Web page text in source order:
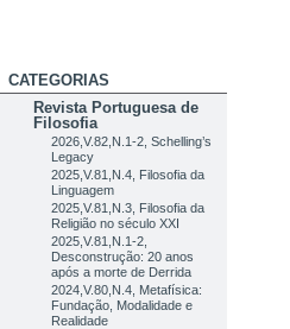
CATEGORIAS
Revista Portuguesa de
Filosofia
2026,V.82,N.1-2, Schelling’s
Legacy
2025,V.81,N.4, Filosofia da
Linguagem
2025,V.81,N.3, Filosofia da
Religião no século XXI
2025,V.81,N.1-2,
Desconstrução: 20 anos
após a morte de Derrida
2024,V.80,N.4, Metafísica:
Fundação, Modalidade e
Realidade